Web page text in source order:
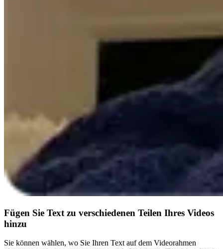
Fügen Sie Text zu verschiedenen Teilen Ihres Videos
hinzu
Sie können wählen, wo Sie Ihren Text auf dem Videorahmen